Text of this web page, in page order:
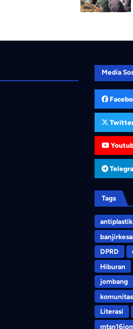
Media
Tags
antiplastik
DPRD
Hiburan
jombang
Literasi